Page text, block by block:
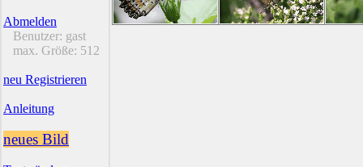
Abmelden
Benutzer: gast
max. Größe: 512
neu Registrieren
Anleitung
neues Bild